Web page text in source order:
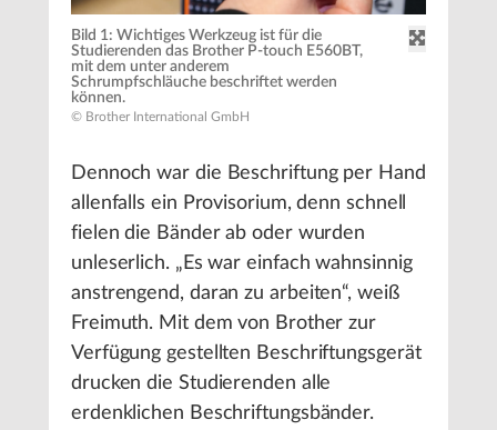
Bild 1: Wichtiges Werkzeug ist für die
Studierenden das Brother P-touch E560BT,
mit dem unter anderem
Schrumpfschläuche beschriftet werden
können.
© Brother International GmbH
Dennoch war die Beschriftung per Hand
allenfalls ein Provisorium, denn schnell
fielen die Bänder ab oder wurden
unleserlich. „Es war einfach wahnsinnig
anstrengend, daran zu arbeiten“, weiß
Freimuth. Mit dem von Brother zur
Verfügung gestellten Beschriftungsgerät
drucken die Studierenden alle
erdenklichen Beschriftungsbänder.